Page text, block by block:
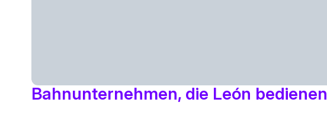
Bahnunternehmen, die León bedienen